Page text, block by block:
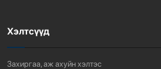
Хэлтсүүд
Захиргаа, аж ахуйн хэлтэс